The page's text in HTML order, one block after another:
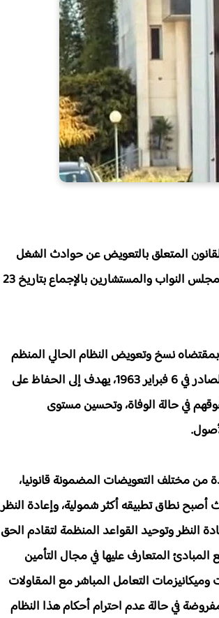
الرسمية عدد 6328 بتاريخ 22 يناير 2015، تحت رقم 18.12 القانون المتعلق بالتعويض عن حوادث الشغل
الذي سبق أن صادق عليه مجلس الحكومة بتاريخ 22 مارس 2012، وغرفتي مجلس النواب والمستشارين بالإجماع بتاريخ 23
بمقتضاه نسخ وتعويض النظام الحالي المنظم
بمقتضى الظهير الصادر في 25 يونيو 1927 المغير من حيث الشكل بالظهير الصادر في 6 فبراير 1963، يهدف إلى الحفاظ على
في حالة الوفاة، وتحسين مستوى
من مختلف التعويضات المضمونة قانونيا،
نطاق تطبيقه أكثر شمولية، وإعادة النظر
النظر وتوحيد القواعد المنظمة لتقادم الحق
المتعارف عليها في مجال التأمين
التعامل المباشر مع المقاولات
في حالة عدم احترام أحكام هذا النظام